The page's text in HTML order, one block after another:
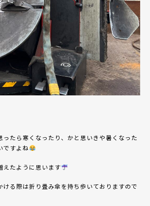
ったら寒くなったり、かと思いきや暑くなった
ですよね
えたように思います
ける際は折り畳み傘を持ち歩いておりますので